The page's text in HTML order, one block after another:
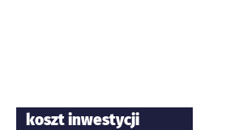
koszt inwestycji